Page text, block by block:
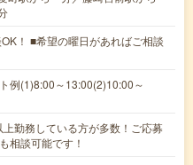
！ ■希望の曜日があればご相談
例(1)8:00～13:00(2)10:00～
上勤務している方が多数！ご応募
相談可能です！